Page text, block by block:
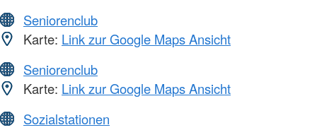
Seniorenclub
Karte: Link zur Google Maps Ansicht
Seniorenclub
Karte: Link zur Google Maps Ansicht
Sozialstationen